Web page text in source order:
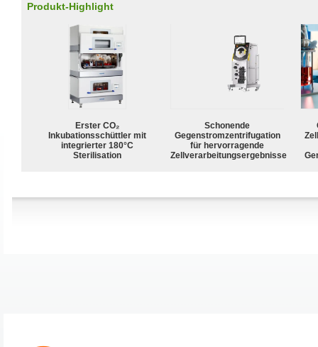
Produkt-Highlight
Erster CO₂
Inkubationsschüttler mit
integrierter 180°C
Sterilisation
Schonende
Gegenstromzentrifugation
für hervorragende
Zellverarbeitungsergebnisse